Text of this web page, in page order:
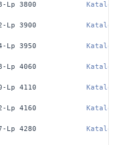
Lp 3800 Katalog
Lp 3900 Katalog
Lp 3950 Katalog
Lp 4060 Katalog
Lp 4110 Katalog
Lp 4160 Katalog
Lp 4280 Katalog